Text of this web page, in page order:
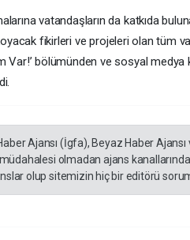
vatandaşların da katkıda
fikirleri ve projeleri olan tüm
Var!’ bölümünden ve sosyal medya
Ajansı (İgfa), Beyaz Haber
olmadan ajans
olup sitemizin hiç bir editörü